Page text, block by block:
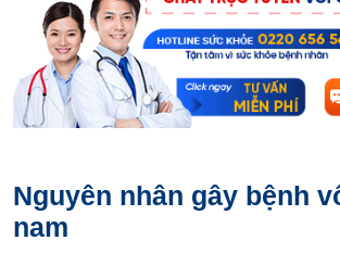
Nguyên nhân gây bệnh
nam